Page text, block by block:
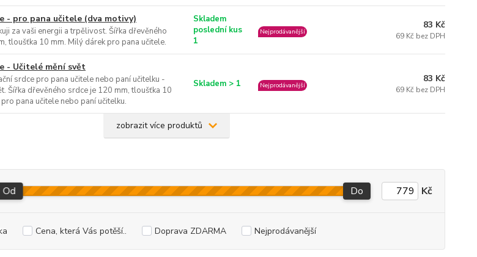
- pro pana učitele (dva motivy)
za vaši energii a trpělivost. Šířka dřevěného
tloušťka 10 mm. Milý dárek pro pana učitele.
Skladem
poslední kus
1
Nejprodávanější
83 Kč
69 Kč bez DPH
- Učitelé mění svět
srdce pro pana učitele nebo paní učitelku -
Šířka dřevěného srdce je 120 mm, tloušťka 10
pana učitele nebo paní učitelku.
Skladem > 1 Nejprodávanější
83 Kč
69 Kč bez DPH
zobrazit více produktů
Od Do Kč
Cena, která Vás potěší.. Doprava ZDARMA Nejprodávanější